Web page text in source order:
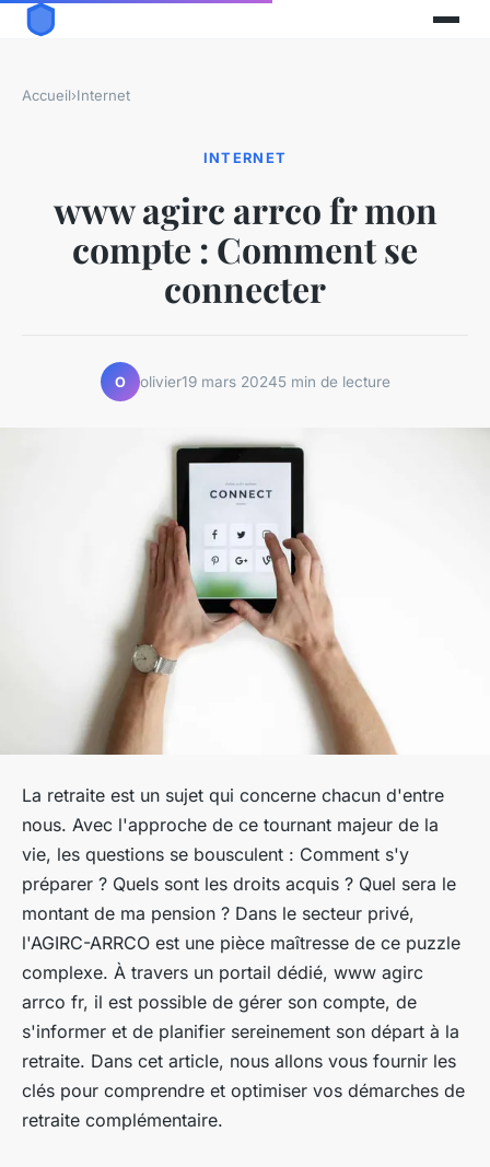
Accueil›Internet
INTERNET
www agirc arrco fr mon
compte : Comment se
connecter
O olivier19 mars 20245 min de lecture
La retraite est un sujet qui concerne chacun d'entre
nous. Avec l'approche de ce tournant majeur de la
vie, les questions se bousculent : Comment s'y
préparer ? Quels sont les droits acquis ? Quel sera le
montant de ma pension ? Dans le secteur privé,
l'AGIRC-ARRCO est une pièce maîtresse de ce puzzle
complexe. À travers un portail dédié, www agirc
arrco fr, il est possible de gérer son compte, de
s'informer et de planifier sereinement son départ à la
retraite. Dans cet article, nous allons vous fournir les
clés pour comprendre et optimiser vos démarches de
retraite complémentaire.